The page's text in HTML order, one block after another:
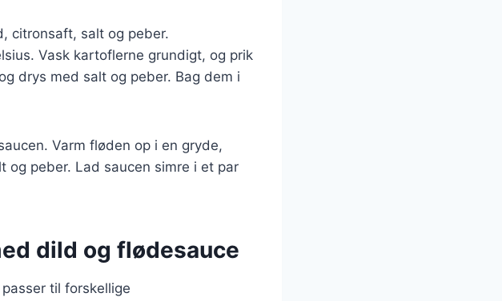
citronsaft, salt og peber.
Vask kartoflerne grundigt, og prik
drys med salt og peber. Bag dem i
Varm fløden op i en gryde,
peber. Lad saucen simre i et par
dild og flødesauce
til forskellige